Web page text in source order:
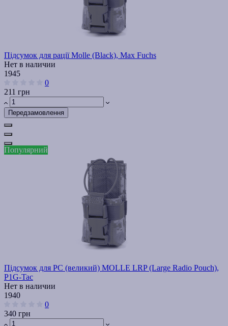
Підсумок для рації Molle (Black), Max Fuchs
Нет в наличии
1945
0
211 грн
Передзамовлення
Популярний
Підсумок для РС (великий) MOLLE LRP (Large Radio Pouch),
P1G-Tac
Нет в наличии
1940
0
340 грн